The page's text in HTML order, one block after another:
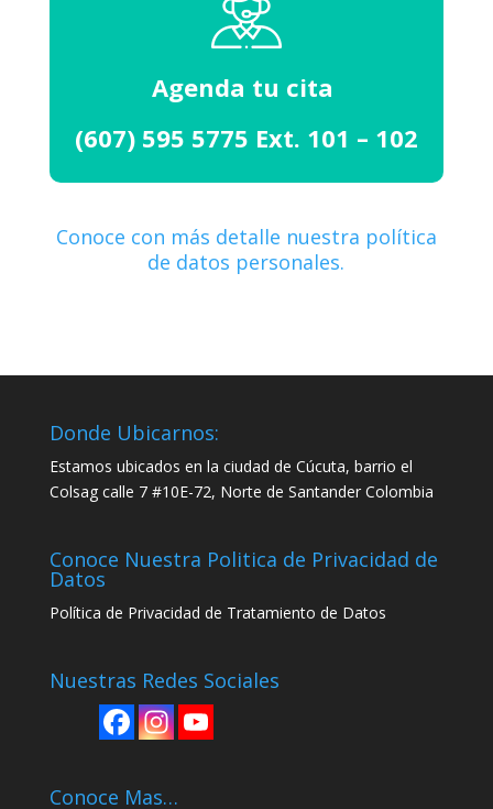
Agenda tu cita
(607) 595 5775 Ext. 101 – 102
Conoce con más detalle nuestra política
de datos personales.
Donde Ubicarnos:
Estamos ubicados en la ciudad de Cúcuta, barrio el
Colsag calle 7 #10E-72, Norte de Santander Colombia
Conoce Nuestra Politica de Privacidad de
Datos
Política de Privacidad de Tratamiento de Datos
Nuestras Redes Sociales
Conoce Mas…